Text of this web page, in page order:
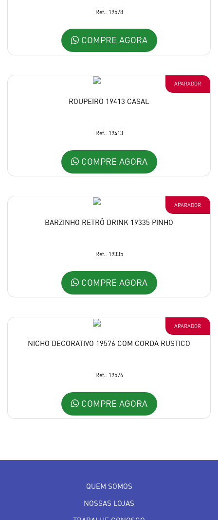
Ref.: 19578
COMPRE AGORA
APARADOR
ROUPEIRO 19413 CASAL
Ref.: 19413
COMPRE AGORA
APARADOR
BARZINHO RETRÔ DRINK 19335 PINHO
Ref.: 19335
COMPRE AGORA
APARADOR
NICHO DECORATIVO 19576 COM CORDA RUSTICO
Ref.: 19576
COMPRE AGORA
QUEM SOMOS
NOSSAS LOJAS